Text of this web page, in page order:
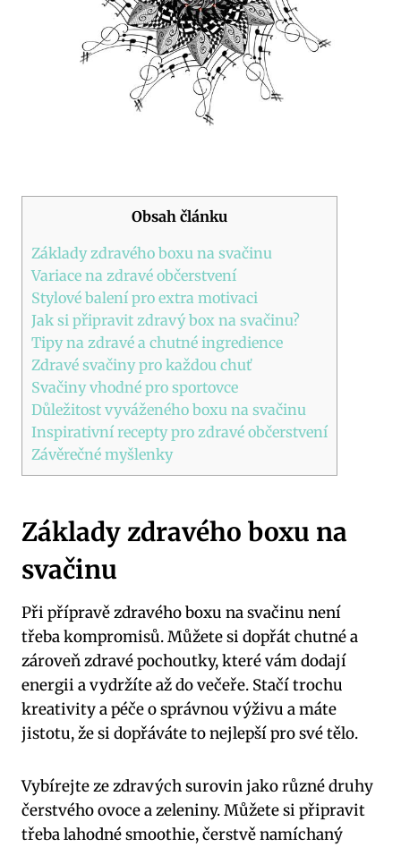
Obsah článku
Základy zdravého boxu na svačinu
Variace na zdravé občerstvení
Stylové balení pro extra motivaci
Jak si připravit zdravý box na svačinu?
Tipy na zdravé a chutné ingredience
Zdravé svačiny pro každou chuť
Svačiny vhodné pro sportovce
Důležitost vyváženého boxu na svačinu
Inspirativní recepty pro zdravé občerstvení
Závěrečné myšlenky
Základy zdravého boxu na
svačinu
Při přípravě zdravého boxu na svačinu není
třeba kompromisů. Můžete si dopřát chutné a
zároveň zdravé pochoutky, které vám dodají
energii a vydržíte až do večeře. Stačí trochu
kreativity a péče o správnou výživu a máte
jistotu, že si dopřáváte to nejlepší pro své tělo.
Vybírejte ze zdravých surovin jako různé druhy
čerstvého ovoce a zeleniny. Můžete si připravit
třeba lahodné smoothie, čerstvě namíchaný